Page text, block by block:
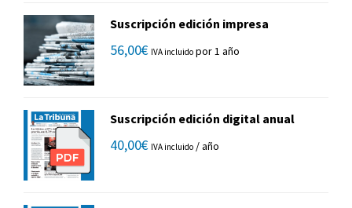
Suscripción edición impresa
56,00€ IVA incluido por 1 año
Suscripción edición digital anual
40,00€ IVA incluido / año